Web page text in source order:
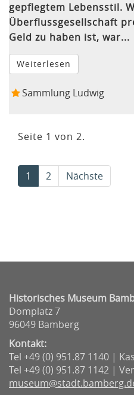
gepflegtem Lebensstil.
Überflussgesellschaft
Geld zu haben ist, war...
Weiterlesen
Sammlung Ludwig
Seite 1 von 2.
1 (current)
2 Nächste
Historisches Museum
Domplatz 7
96049 Bamberg
Kontakt:
Tel +49 (0) 951.87 1140 |
Tel +49 (0) 951.87 1142 |